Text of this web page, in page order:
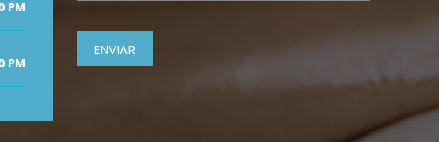
PM
PM